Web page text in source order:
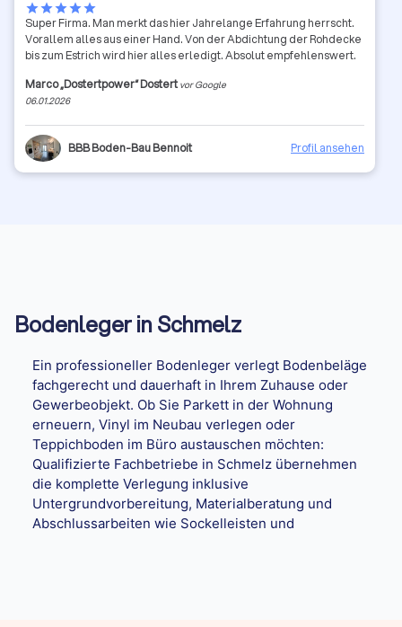
starstarstarstarstar
Super Firma. Man merkt das hier Jahrelange Erfahrung herrscht.
Vorallem alles aus einer Hand. Von der Abdichtung der Rohdecke
bis zum Estrich wird hier alles erledigt. Absolut empfehlenswert.
Marco „Dostertpower“ Dostert vor Google
06.01.2026
BBB Boden-Bau Bennoit Profil ansehen
Bodenleger in Schmelz
Ein professioneller Bodenleger verlegt Bodenbeläge
fachgerecht und dauerhaft in Ihrem Zuhause oder
Gewerbeobjekt. Ob Sie Parkett in der Wohnung
erneuern, Vinyl im Neubau verlegen oder
Teppichboden im Büro austauschen möchten:
Qualifizierte Fachbetriebe in Schmelz übernehmen
die komplette Verlegung inklusive
Untergrundvorbereitung, Materialberatung und
Abschlussarbeiten wie Sockelleisten und